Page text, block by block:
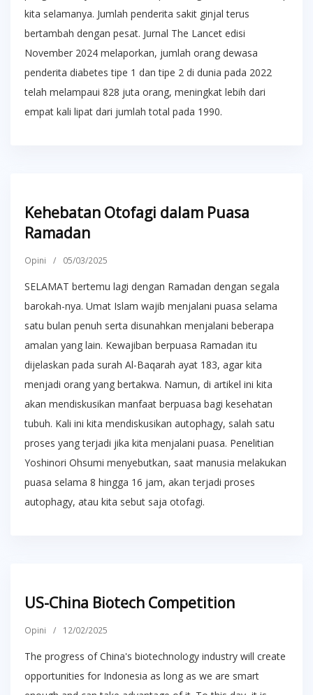
kita selamanya. Jumlah penderita sakit ginjal terus
bertambah dengan pesat. Jurnal The Lancet edisi
November 2024 melaporkan, jumlah orang dewasa
penderita diabetes tipe 1 dan tipe 2 di dunia pada 2022
telah melampaui 828 juta orang, meningkat lebih dari
empat kali lipat dari jumlah total pada 1990.
Kehebatan Otofagi dalam Puasa
Ramadan
Opini / 05/03/2025
SELAMAT bertemu lagi dengan Ramadan dengan segala
barokah-nya. Umat Islam wajib menjalani puasa selama
satu bulan penuh serta disunahkan menjalani beberapa
amalan yang lain. Kewajiban berpuasa Ramadan itu
dijelaskan pada surah Al-Baqarah ayat 183, agar kita
menjadi orang yang bertakwa. Namun, di artikel ini kita
akan mendiskusikan manfaat berpuasa bagi kesehatan
tubuh. Kali ini kita mendiskusikan autophagy, salah satu
proses yang terjadi jika kita menjalani puasa. Penelitian
Yoshinori Ohsumi menyebutkan, saat manusia melakukan
puasa selama 8 hingga 16 jam, akan terjadi proses
autophagy, atau kita sebut saja otofagi.
US-China Biotech Competition
Opini / 12/02/2025
The progress of China's biotechnology industry will create
opportunities for Indonesia as long as we are smart